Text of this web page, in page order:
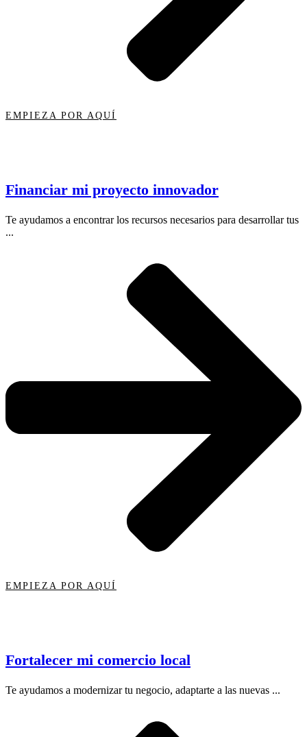
EMPIEZA POR AQUÍ
Financiar mi proyecto innovador
Te ayudamos a encontrar los recursos necesarios para desarrollar tus
...
EMPIEZA POR AQUÍ
Fortalecer mi comercio local
Te ayudamos a modernizar tu negocio, adaptarte a las nuevas ...